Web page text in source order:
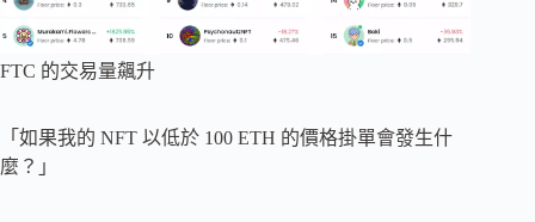
FTC 的交易量飆升
「如果我的 NFT 以低於 100 ETH 的價格掛單會發生什
麼？」